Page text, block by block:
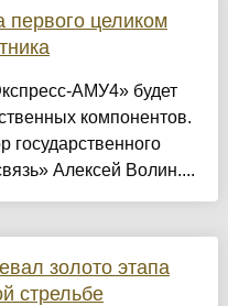
первого целиком
АМУ4» будет
компонентов.
государственного
Алексей Волин....
золото этапа
стрельбе